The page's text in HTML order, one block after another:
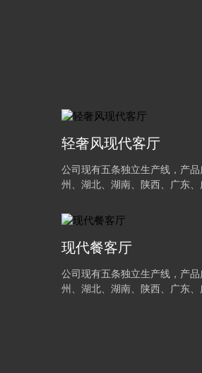
轻奢风现代客厅
公司现有五条独立生产线，产
州、湖北、湖南、陕西、广东、
现代餐客厅
公司现有五条独立生产线，产
州、湖北、湖南、陕西、广东、